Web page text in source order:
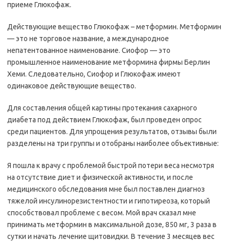
приеме Глюкофаж.
Действующие вещество Глюкофаж – метформин. Метформин
— это не торговое название, а международное
непатентованное наименование. Сиофор — это
промышленное наименование метформина фирмы Берлин
Хеми. Следовательно, Сиофор и Глюкофаж имеют
одинаковое действующие вещество.
Для составления общей картины протекания сахарного
диабета под действием Глюкофаж, был проведен опрос
среди пациентов. Для упрощения результатов, отзывы были
разделены на три группы и отобраны наиболее объективные:
Я пошла к врачу с проблемой быстрой потери веса несмотря
на отсутствие диет и физической активности, и после
медицинского обследования мне был поставлен диагноз
тяжелой инсулинорезистентности и гипотиреоза, который
способствовал проблеме с весом. Мой врач сказал мне
принимать метформин в максимальной дозе, 850 мг, 3 раза в
сутки и начать лечение щитовидки. В течение 3 месяцев вес